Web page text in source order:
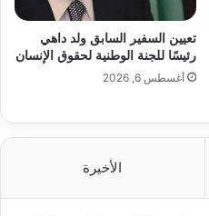
تعيين السفير السابق ولد داهي
رئيسًا للجنة الوطنية لحقوق الإنسان
أغسطس 6, 2026
الأخيرة